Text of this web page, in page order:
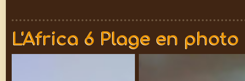
L'Africa 6 Plage en photo